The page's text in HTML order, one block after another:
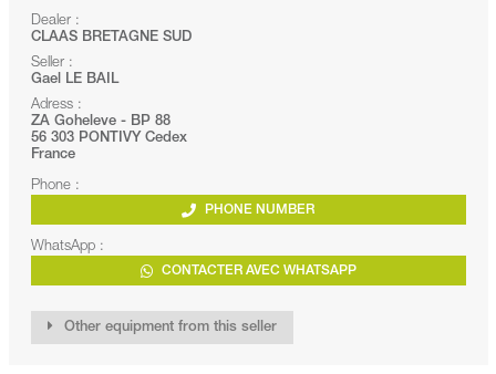
Dealer :
CLAAS BRETAGNE SUD
Seller :
Gael LE BAIL
Adress :
ZA Goheleve - BP 88
56 303 PONTIVY Cedex
France
Phone :
PHONE NUMBER
WhatsApp :
CONTACTER AVEC WHATSAPP
Other equipment from this seller